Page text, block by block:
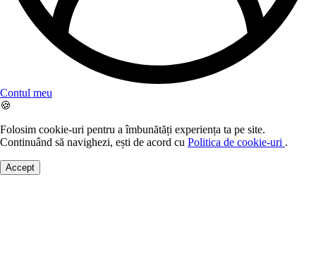
Contul meu
🍪
Folosim cookie-uri pentru a îmbunătăți experiența ta pe site.
Continuând să navighezi, ești de acord cu Politica de cookie-uri .
Accept